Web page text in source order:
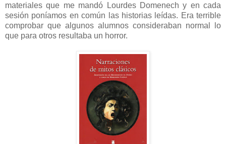
materiales que me mandó Lourdes Domenech y en cada
sesión poníamos en común las historias leídas. Era terrible
comprobar que algunos alumnos consideraban normal lo
que para otros resultaba un horror.